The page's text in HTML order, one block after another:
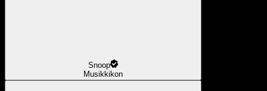
Snoop
Musikkikon